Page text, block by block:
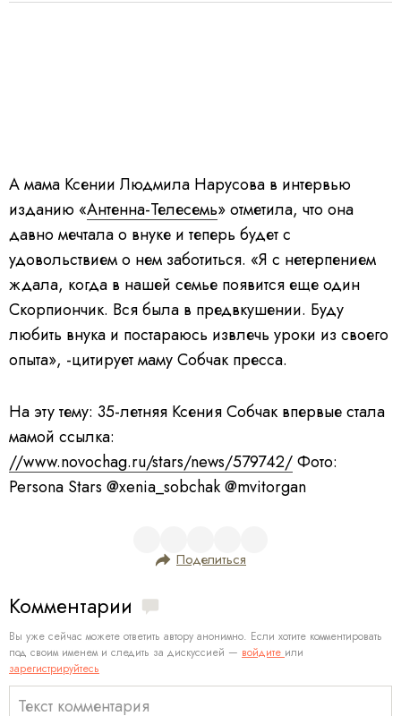
А мама Ксении Людмила Нарусова в интервью
изданию «Антенна-Телесемь» отметила, что она
давно мечтала о внуке и теперь будет с
удовольствием о нем заботиться. «Я с нетерпением
ждала, когда в нашей семье появится еще один
Скорпиончик. Вся была в предвкушении. Буду
любить внука и постараюсь извлечь уроки из своего
опыта», -цитирует маму Собчак пресса.
На эту тему: 35-летняя Ксения Собчак впервые стала
мамой ссылка:
//www.novochag.ru/stars/news/579742/Фото:
Persona Stars @xenia_sobchak @mvitorgan
Поделиться
Комментарии
Вы уже сейчас можете ответить автору анонимно. Если хотите комментировать
под своим именем и следить за дискуссией — войдите или
зарегистрируйтесь